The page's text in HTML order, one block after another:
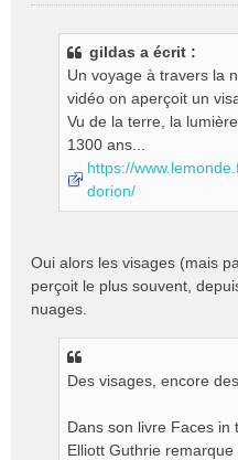
gildas a écrit :
Un voyage à travers la
vidéo on aperçoit un
Vu de la terre, la
1300 ans...
https://
dorion/
Oui alors les visages (mais
perçoit le plus souvent,
nuages.
Des visages, encore des
Dans son livre Faces in
Elliott Guthrie